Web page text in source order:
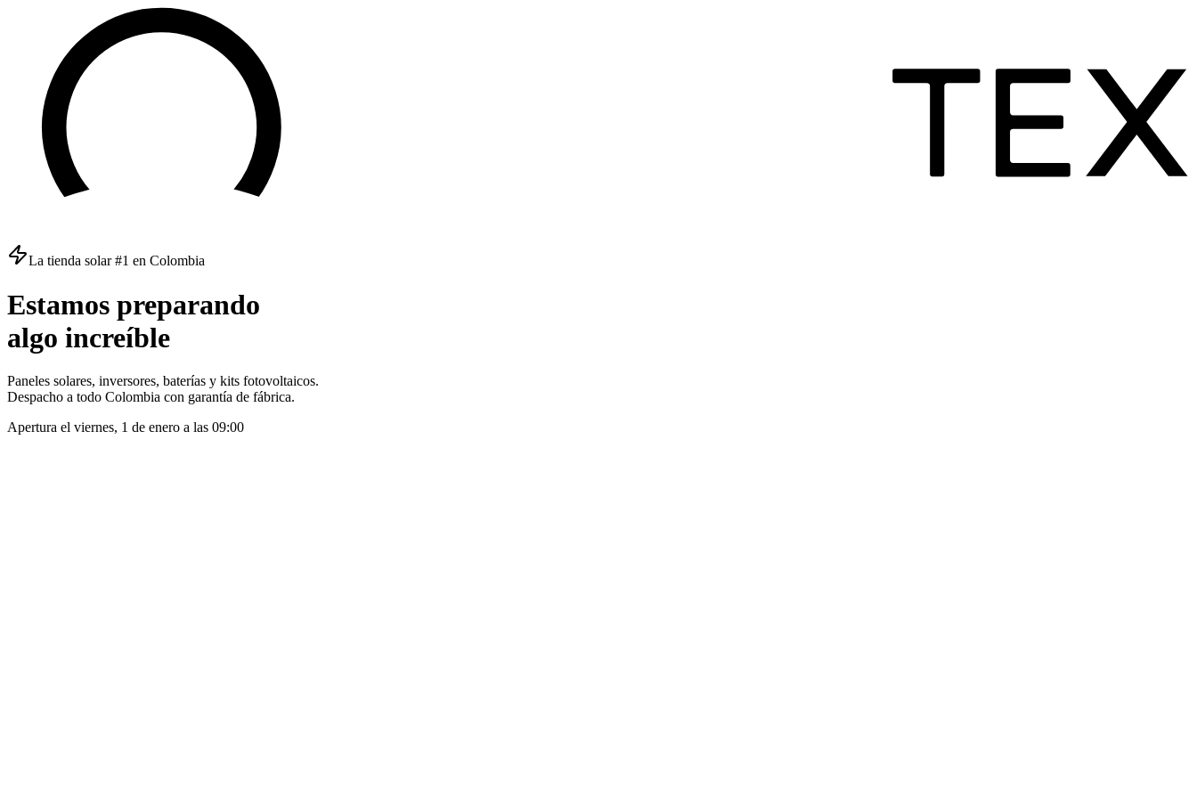
La tienda solar #1 en Colombia
Estamos preparando
algo increíble
Paneles solares, inversores, baterías y kits fotovoltaicos.
Despacho a todo Colombia con garantía de fábrica.
Apertura el viernes, 1 de enero a las 09:00